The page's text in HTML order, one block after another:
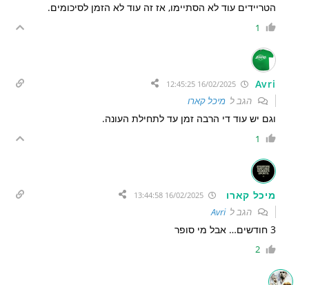
הטריידים עוד לא הסתיימו, אז זה עוד לא הזמן לסיכומים.
1
Avri
16/02/2025 12:45:25
הגב למיכל קארו
וגם יש עוד די הרבה זמן עד לתחילת העונה.
1
מיכל קארו
הגב לAvri
3 חודשים… אבל מי סופר
2